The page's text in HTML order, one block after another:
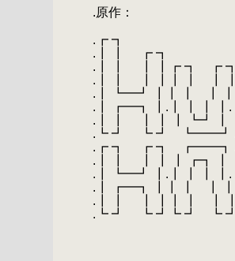
.原作：
.┏ ┓
.┃ ┃ ┏ ┓
.┃ ┃ ┃ ┃┏ ┓ ┏
.┃ ┃ ┃ ┃┃ ┃ ┃
.┃ ┗━┛ ┃┃ ┃
.┃ ┏━┓ ┃.┃ ┃
.┃ ┃ ┃ ┃ ┃ ┗┛ ┃
.┗ ┛ ┗ ┛ ┗━━┛
.┏ ┓ ┏ ┓ ┏━━┓ .┏
.┃ ┃ ┃ ┃ ┃ ┏┓ ┃
.┃ ┗━┛ ┃.┃ ┃
.┃ ┏━┓ ┃┃ ┃
.┃ ┃ ┃ ┃┃ ┃ ┃
.┗ ┛ ┗ ┛┗ ┛ ┗
（の設